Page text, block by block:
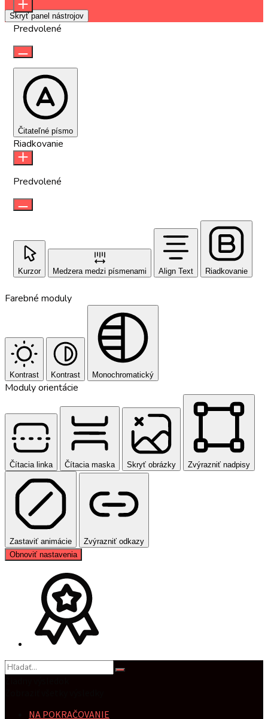
Skryť panel nástrojov
Predvolené
Čitateľné písmo
Riadkovanie
Predvolené
Kurzor Medzera medzi písmenami Align Text Riadkovanie
Farebné moduly
Kontrast Kontrast Monochromatický
Moduly orientácie
Čítacia linka Čítacia maska Skryť obrázky Zvýrazniť nadpisy
Zastaviť animácie
Zvýrazniť odkazy
Obnoviť nastavenia
NA POKRAČOVANIE